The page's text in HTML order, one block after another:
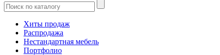
Хиты продаж
Распродажа
Нестандартная мебель
Портфолио